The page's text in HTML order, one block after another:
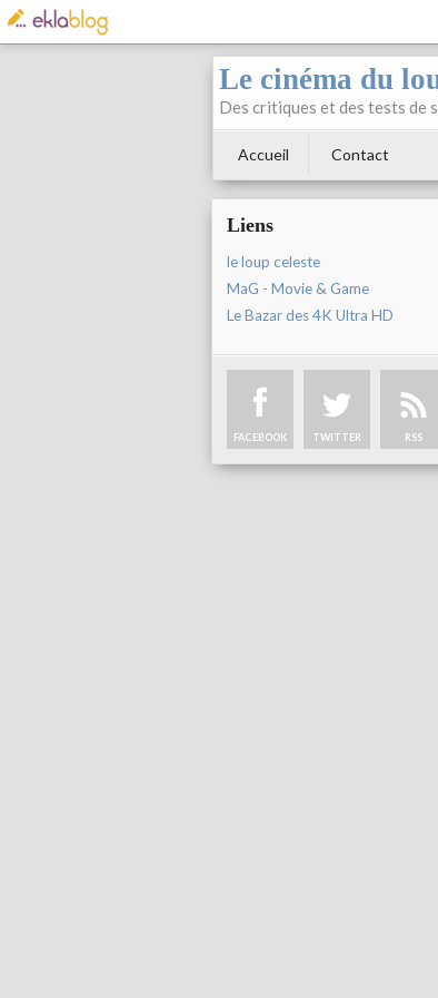
Le cinéma du
Des critiques et des tests de
Accueil Contact
Liens
le loup celeste
MaG - Movie & Game
Le Bazar des 4K Ultra HD
FACEBOOK TWITTER RSS